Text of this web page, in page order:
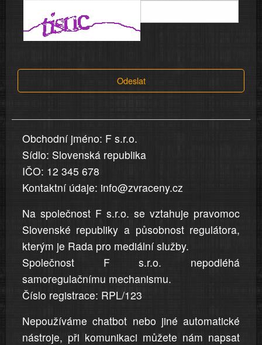
informace
v
jsou
přesná
a
úplná
Odeslat
Obchodní jméno: F s.r.o.
Sídlo: Slovenská republika
IČO: 12 345 678
Kontaktní údaje: info@zvraceny.cz
Na společnost F s.r.o. se vztahuje pravomoc
Slovenské republiky a působnost regulátora,
kterým je Rada pro mediální služby.
Společnost F s.r.o. nepodléhá
samoregulačnímu mechanismu.
Číslo registrace: RPL/123
Nepoužíváme chatbot nebo jiné automatické
nástroje, při komunikaci můžete nám napsat